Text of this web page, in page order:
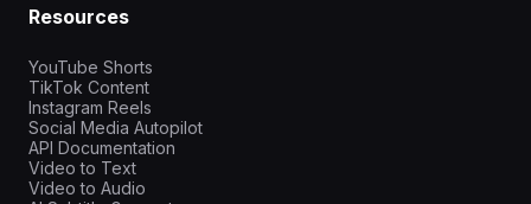
Resources
YouTube Shorts
TikTok Content
Instagram Reels
Social Media Autopilot
API Documentation
Video to Text
Video to Audio